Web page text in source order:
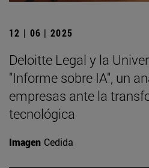
12 | 06 | 2025
Deloitte Legal y la
"Informe sobre IA", un
empresas ante la
tecnológica
Imagen Cedida